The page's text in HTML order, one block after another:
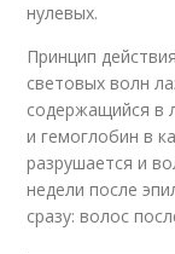
нулевых.
Принцип
световых волн
содержащийся в
и гемоглобин в
разрушается и
недели после
сразу: волос